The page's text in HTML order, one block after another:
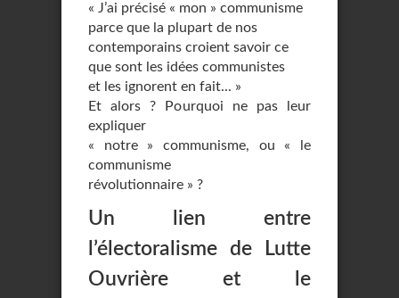
« J’ai précisé « mon » communisme
parce que la plupart de nos
contemporains croient savoir ce
que sont les idées communistes
et les ignorent en fait... »
Et alors ? Pourquoi ne pas leur
expliquer
« notre » communisme, ou « le
communisme
révolutionnaire » ?
Un lien entre
l’électoralisme de Lutte
Ouvrière et le